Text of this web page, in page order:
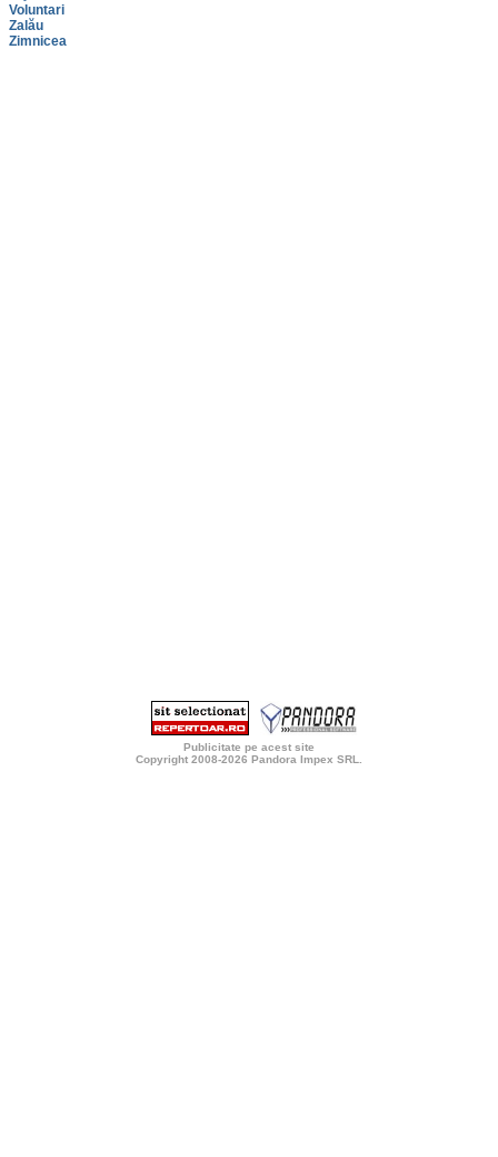
Voluntari
Zalău
Zimnicea
Publicitate pe acest site
Copyright 2008-2026 Pandora Impex SRL